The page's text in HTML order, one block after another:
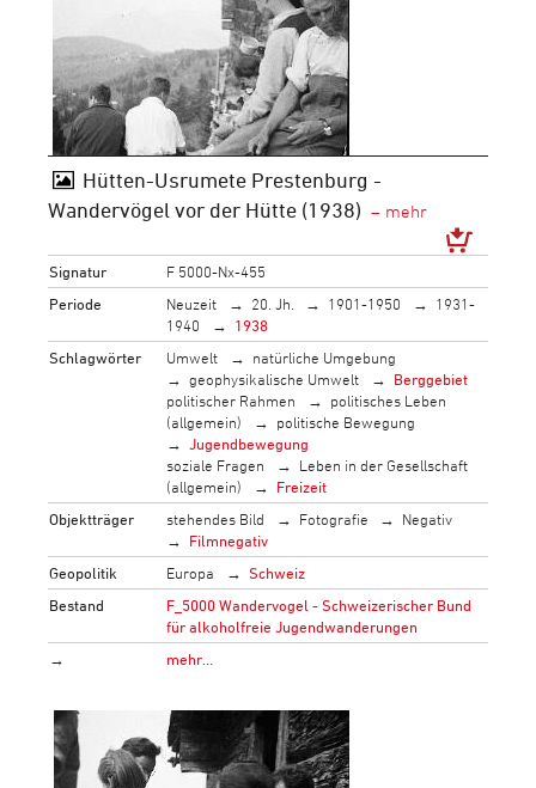
Hütten-Usrumete Prestenburg -
Wandervögel vor der Hütte (1938)
Signatur
F 5000-Nx-455
Periode
Neuzeit 20. Jh. 1901-1950
1931-
1940
1938
Schlagwörter
Umwelt
natürliche Umgebung
geophysikalische Umwelt
Berggebiet
politischer Rahmen
politisches Leben
(allgemein)
politische Bewegung
Jugendbewegung
soziale Fragen
Leben in der Gesellschaft
(allgemein)
Freizeit
Objektträger
stehendes Bild Fotografie
Negativ
Filmnegativ
Geopolitik
Europa
Schweiz
Bestand
F_5000 Wandervogel - Schweizerischer Bund
für alkoholfreie Jugendwanderungen
→
mehr…